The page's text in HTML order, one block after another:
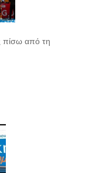
πίσω από τη